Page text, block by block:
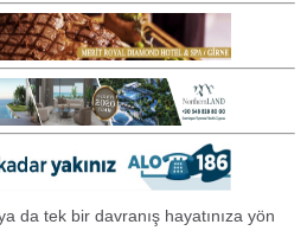
da tek bir davranış hayatınıza yön